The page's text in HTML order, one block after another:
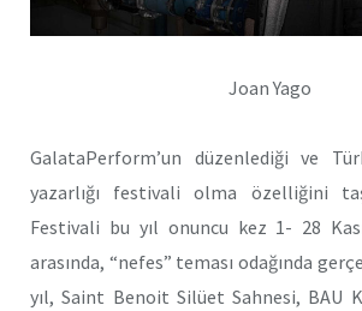
Joan Yago
GalataPerform’un düzenlediği ve
yazarlığı festivali olma özelliğini
Festivali bu yıl onuncu kez 1- 28
arasında, “nefes” teması odağında
yıl, Saint Benoit Silüet Sahnesi, BAU